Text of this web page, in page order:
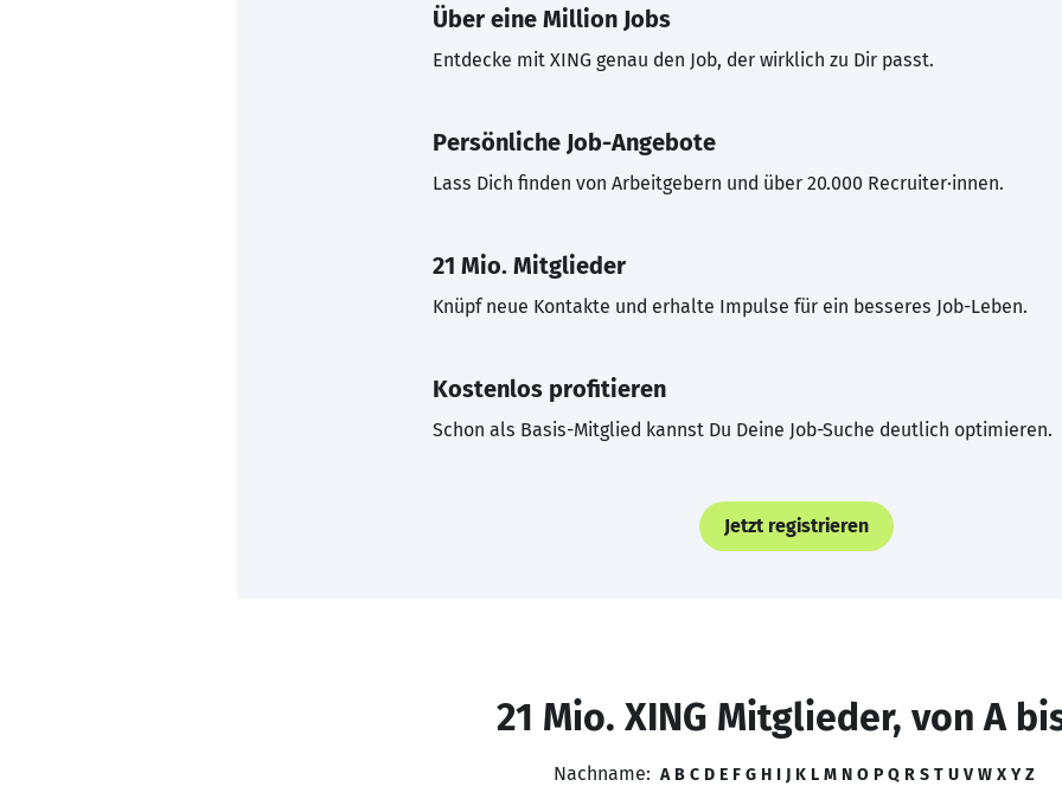
Über eine Million Jobs
Entdecke mit XING genau den Job, der wirklich zu Dir passt.
Persönliche Job-Angebote
Lass Dich finden von Arbeitgebern und über 20.000 Recruiter·innen.
21 Mio. Mitglieder
Knüpf neue Kontakte und erhalte Impulse für ein besseres Job-Leben.
Kostenlos profitieren
Schon als Basis-Mitglied kannst Du Deine Job-Suche deutlich optimieren.
Jetzt registrieren
21 Mio. XING Mitglieder, von A
Nachname: A B C D E F G H I J K L M N O P Q R S T U V W X Y Z